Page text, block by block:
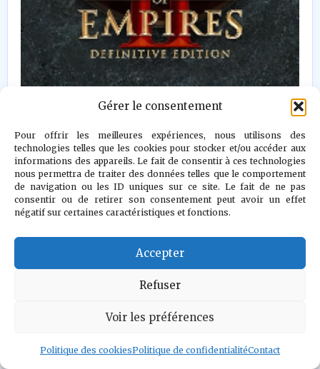
Gérer le consentement
Pour offrir les meilleures expériences, nous utilisons des
technologies telles que les cookies pour stocker et/ou accéder aux
informations des appareils. Le fait de consentir à ces technologies
nous permettra de traiter des données telles que le comportement
de navigation ou les ID uniques sur ce site. Le fait de ne pas
consentir ou de retirer son consentement peut avoir un effet
négatif sur certaines caractéristiques et fonctions.
Accepter
Refuser
Voir les préférences
Politique des cookiesPolitique de confidentialitéContact
9,5
/10
Age of Empires II : Definitive Edition sur
Xbox Series X|S est une réussite presque
improbable. Le jeu garde sa profondeur, ses
économique, son énorme durée de vie, et
oublie souvent l'exploit technique derrière
le confort.